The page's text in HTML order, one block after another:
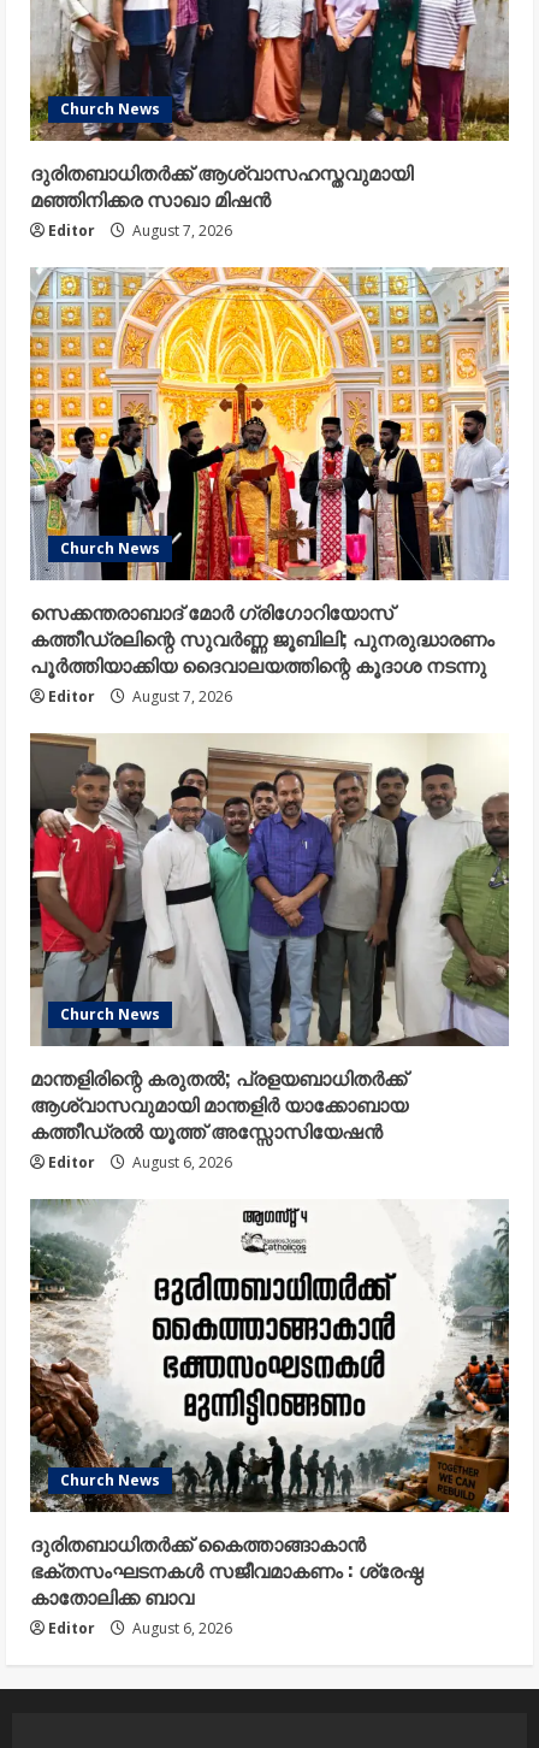
Church News
ദുരിതബാധിതർക്ക് ആശ്വാസഹസ്തവുമായി
മഞ്ഞിനിക്കര സാഖാ മിഷൻ
Editor August 7, 2026
Church News
സെക്കന്തരാബാദ് മോർ ഗ്രിഗോറിയോസ്
കത്തീഡ്രലിന്റെ സുവർണ്ണ ജൂബിലി; പുനരുദ്ധാരണം
പൂർത്തിയാക്കിയ ദൈവാലയത്തിന്റെ കൂദാശ നടന്നു
Editor August 7, 2026
Church News
മാന്തളിരിന്റെ കരുതൽ; പ്രളയബാധിതർക്ക്
ആശ്വാസവുമായി മാന്തളിർ യാക്കോബായ
കത്തീഡ്രൽ യൂത്ത് അസ്സോസിയേഷൻ
Editor August 6, 2026
Church News
ദുരിതബാധിതർക്ക് കൈത്താങ്ങാകാൻ
ഭക്തസംഘടനകൾ സജീവമാകണം : ശ്രേഷ്ഠ
കാതോലിക്ക ബാവ
Editor August 6, 2026